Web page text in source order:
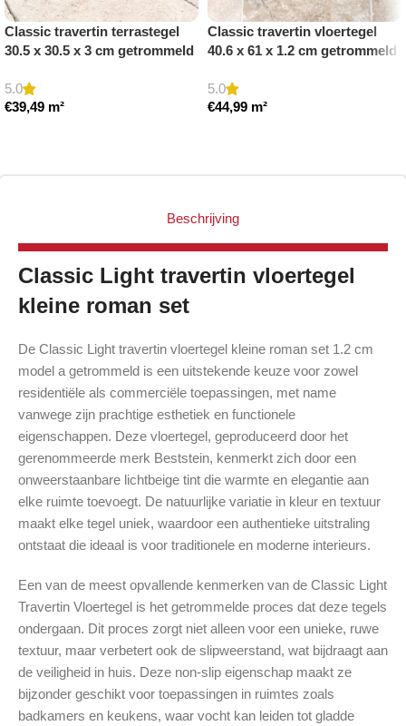
Classic travertin terrastegel
30.5 x 30.5 x 3 cm getrommeld
5.0
€39,49 m²
Classic travertin vloertegel
40.6 x 61 x 1.2 cm getrommeld
5.0
€44,99 m²
Beschrijving
Classic Light travertin vloertegel
kleine roman set
De Classic Light travertin vloertegel kleine roman set 1.2 cm
model a getrommeld is een uitstekende keuze voor zowel
residentiële als commerciële toepassingen, met name
vanwege zijn prachtige esthetiek en functionele
eigenschappen. Deze vloertegel, geproduceerd door het
gerenommeerde merk Beststein, kenmerkt zich door een
onweerstaanbare lichtbeige tint die warmte en elegantie aan
elke ruimte toevoegt. De natuurlijke variatie in kleur en textuur
maakt elke tegel uniek, waardoor een authentieke uitstraling
ontstaat die ideaal is voor traditionele en moderne interieurs.
Een van de meest opvallende kenmerken van de Classic Light
Travertin Vloertegel is het getrommelde proces dat deze tegels
ondergaan. Dit proces zorgt niet alleen voor een unieke, ruwe
textuur, maar verbetert ook de slipweerstand, wat bijdraagt aan
de veiligheid in huis. Deze non-slip eigenschap maakt ze
bijzonder geschikt voor toepassingen in ruimtes zoals
badkamers en keukens, waar vocht kan leiden tot gladde